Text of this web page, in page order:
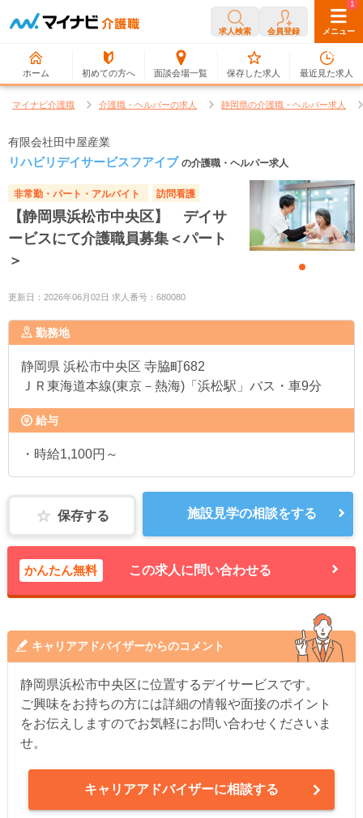
求人検索 会員登録 メニュー
ホーム 初めての方へ 面談会場一覧
0
保存した求人
1
最近見た求人
マイナビ介護職 介護職・ヘルパーの求人 静岡県の介護職・ヘルパー求人
有限会社田中屋産業
リハビリデイサービスフアイブ の介護職・ヘルパー求人
非常勤・パート・アルバイト 訪問看護
【静岡県浜松市中央区】 デイサ
ービスにて介護職員募集＜パート
＞
更新日：2026年06月02日 求人番号：680080
勤務地
静岡県 浜松市中央区 寺脇町682
ＪＲ東海道本線(東京－熱海)「浜松駅」バス・車9分
給与
・時給1,100円～
保存する 施設見学の相談をする
かんたん無料 この求人に問い合わせる
キャリアアドバイザーからのコメント
静岡県浜松市中央区に位置するデイサービスです。
ご興味をお持ちの方には詳細の情報や面接のポイント
をお伝えしますのでお気軽にお問い合わせくださいま
せ。
キャリアアドバイザーに相談する